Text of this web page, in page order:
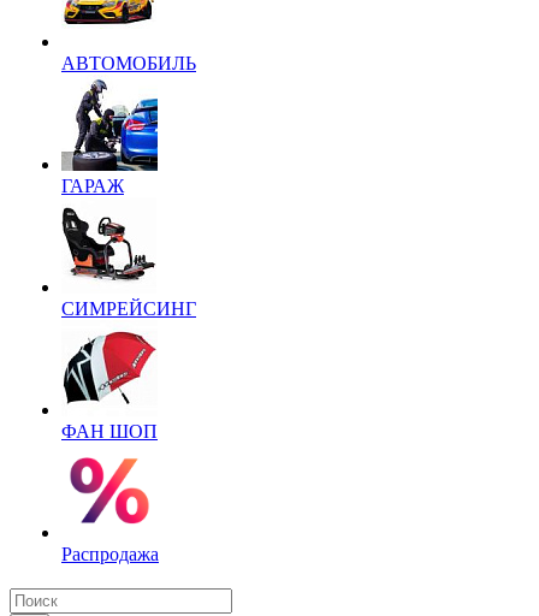
АВТОМОБИЛЬ
ГАРАЖ
СИМРЕЙСИНГ
ФАН ШОП
Распродажа